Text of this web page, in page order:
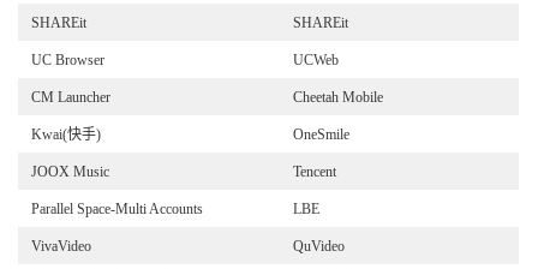
SHAREit SHAREit
UC Browser UCWeb
CM Launcher Cheetah Mobile
Kwai(快手) OneSmile
JOOX Music Tencent
Parallel Space-Multi Accounts LBE
VivaVideo QuVideo